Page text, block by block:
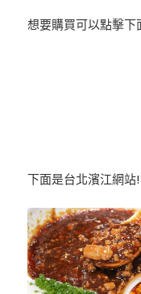
想要購買可以點擊
下面是台北濱江網